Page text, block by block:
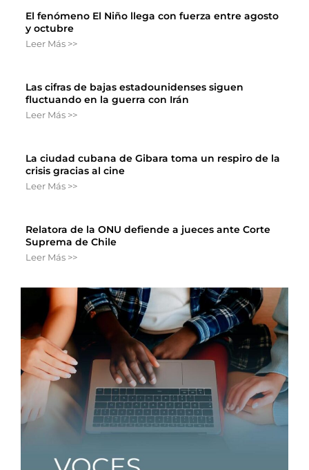
El fenómeno El Niño llega con fuerza entre agosto
y octubre
Leer Más >>
Las cifras de bajas estadounidenses siguen
fluctuando en la guerra con Irán
Leer Más >>
La ciudad cubana de Gibara toma un respiro de la
crisis gracias al cine
Leer Más >>
Relatora de la ONU defiende a jueces ante Corte
Suprema de Chile
Leer Más >>